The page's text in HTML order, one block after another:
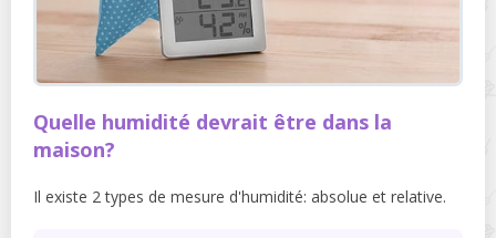
Quelle humidité devrait être dans la
maison?
Il existe 2 types de mesure d'humidité: absolue et relative.